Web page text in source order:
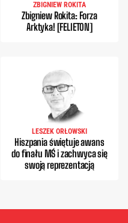
ZBIGNIEW ROKITA
Zbigniew Rokita: Forza
Arktyka! [FELIETON]
LESZEK ORŁOWSKI
Hiszpania świętuje awans
do finału MŚ i zachwyca się
swoją reprezentacją